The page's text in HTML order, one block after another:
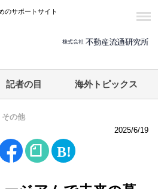
のサポートサイト
記者の目 海外トピックス
その他
2025/6/19